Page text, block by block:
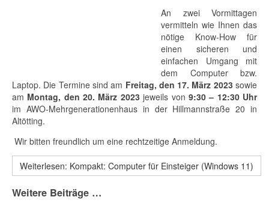
An zwei Vormittagen
vermitteln wie Ihnen das
nötige Know-How für
einen sicheren und
einfachen Umgang mit
dem Computer bzw.
Laptop. Die Termine sind am Freitag, den 17. März 2023 sowie
am Montag, den 20. März 2023 jeweils von 9:30 – 12:30 Uhr
im AWO-Mehrgenerationenhaus in der Hillmannstraße 20 in
Altötting.
Wir bitten freundlich um eine rechtzeitige Anmeldung.
Weiterlesen: Kompakt: Computer für Einsteiger (Windows 11)
Weitere Beiträge …